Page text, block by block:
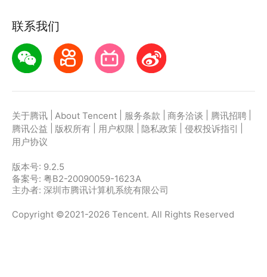
联系我们
关于腾讯 About Tencent 服务条款 商务洽谈 腾讯招聘
腾讯公益
版权所有 用户权限 隐私政策 侵权投诉指引
用户协议
版本号: 9.2.5
备案号: 粤B2-20090059-1623A
主办者: 深圳市腾讯计算机系统有限公司
Copyright ©2021-2026 Tencent. All Rights Reserved